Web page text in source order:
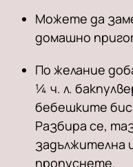
Можете да
домашно
По желание
¼ ч. л.
бебешките
Разбира се,
задължителна
пропуснете.